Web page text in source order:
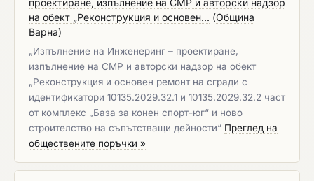
проектиране, изпълнение на СМР и авторски надзор
на обект „Реконструкция и основен... (Община
Варна)
„Изпълнение на Инженеринг – проектиране,
изпълнение на СМР и авторски надзор на обект
„Реконструкция и основен ремонт на сгради с
идентификатори 10135.2029.32.1 и 10135.2029.32.2 част
от комплекс „База за конен спорт-юг“ и ново
строителство на съпътстващи дейности“ Преглед на
обществените поръчки »